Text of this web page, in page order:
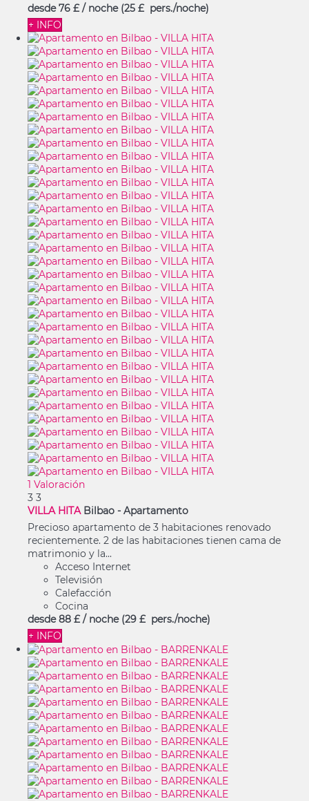
desde 76 £ / noche (25 £ pers./noche)
+ INFO
1 Valoración
3 3
VILLA HITA Bilbao - Apartamento
Precioso apartamento de 3 habitaciones renovado
recientemente. 2 de las habitaciones tienen cama de
matrimonio y la...
Acceso Internet
Televisión
Calefacción
Cocina
desde 88 £ / noche (29 £ pers./noche)
+ INFO